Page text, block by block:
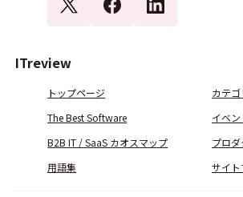
ITreview
トップページ
カテ
The Best Software
イベ
B2B IT / SaaS カオスマップ
プロ
用語集
サイ